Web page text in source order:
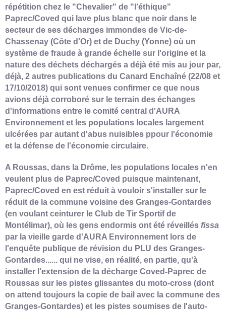
répétition chez le "Chevalier" de "l'éthique"
Paprec/Coved qui lave plus blanc que noir dans le
secteur de ses décharges immondes de Vic-de-
Chassenay (Côte d'Or) et de Duchy (Yonne) où un
système de fraude à grande échelle sur l'origine et la
nature des déchets déchargés a déjà été mis au jour par,
déjà, 2 autres publications du Canard Enchaîné (22/08 et
17/10/2018) qui sont venues confirmer ce que nous
avions déjà corroboré sur le terrain des échanges
d'informations entre le comité central d'AURA
Environnement et les populations locales largement
ulcérées par autant d'abus nuisibles ppour l'économie
et la défense de l'économie circulaire.
A Roussas, dans la Drôme, les populations locales n'en
veulent plus de Paprec/Coved puisque maintenant,
Paprec/Coved en est réduit à vouloir s'installer sur le
réduit de la commune voisine des Granges-Gontardes
(en voulant ceinturer le Club de Tir Sportif de
Montélimar), où les gens endormis ont été réveillés fissa
par la vieille garde d'AURA Environnement lors de
l'enquête publique de révision du PLU des Granges-
Gontardes...... qui ne vise, en réalité, en partie, qu'à
installer l'extension de la décharge Coved-Paprec de
Roussas sur les pistes glissantes du moto-cross (dont
on attend toujours la copie de bail avec la commune des
Granges-Gontardes) et les pistes soumises de l'auto-